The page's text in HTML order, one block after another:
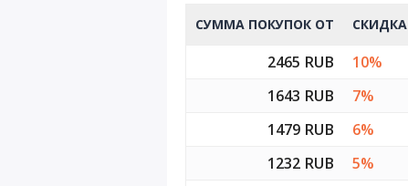
СУММА ПОКУПОК ОТ СКИДКА
2465 RUB
10%
1643 RUB
7%
1479 RUB
6%
1232 RUB
5%